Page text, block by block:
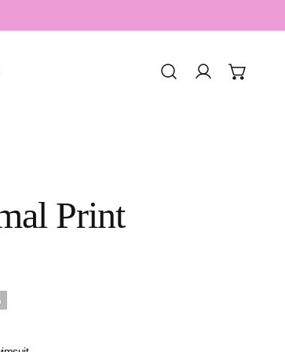
Spa & Wellness
Einloggen
Print